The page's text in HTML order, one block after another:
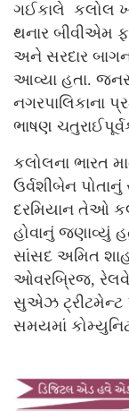
ગઈકાલે કલોલ
થનાર બીવીએમ
અને સરદાર
આવ્યા હતા.
નગરપાલિકાના
ભાષણ
કલોલના ભારત
ઉર્વશીબેન
દરમિયાન તેઓ
હોવાનું
સાંસદ અમિત
ઓવરબ્રિજ, રેલવે
સુએઝ ટ્રીટમેન્ટ
સમયમાં